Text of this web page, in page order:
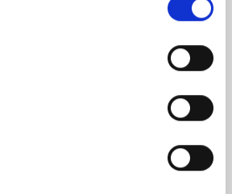
zur Kenntnis genommen. Ich stimme
und Daten zur Beantwortung meiner Anfrage